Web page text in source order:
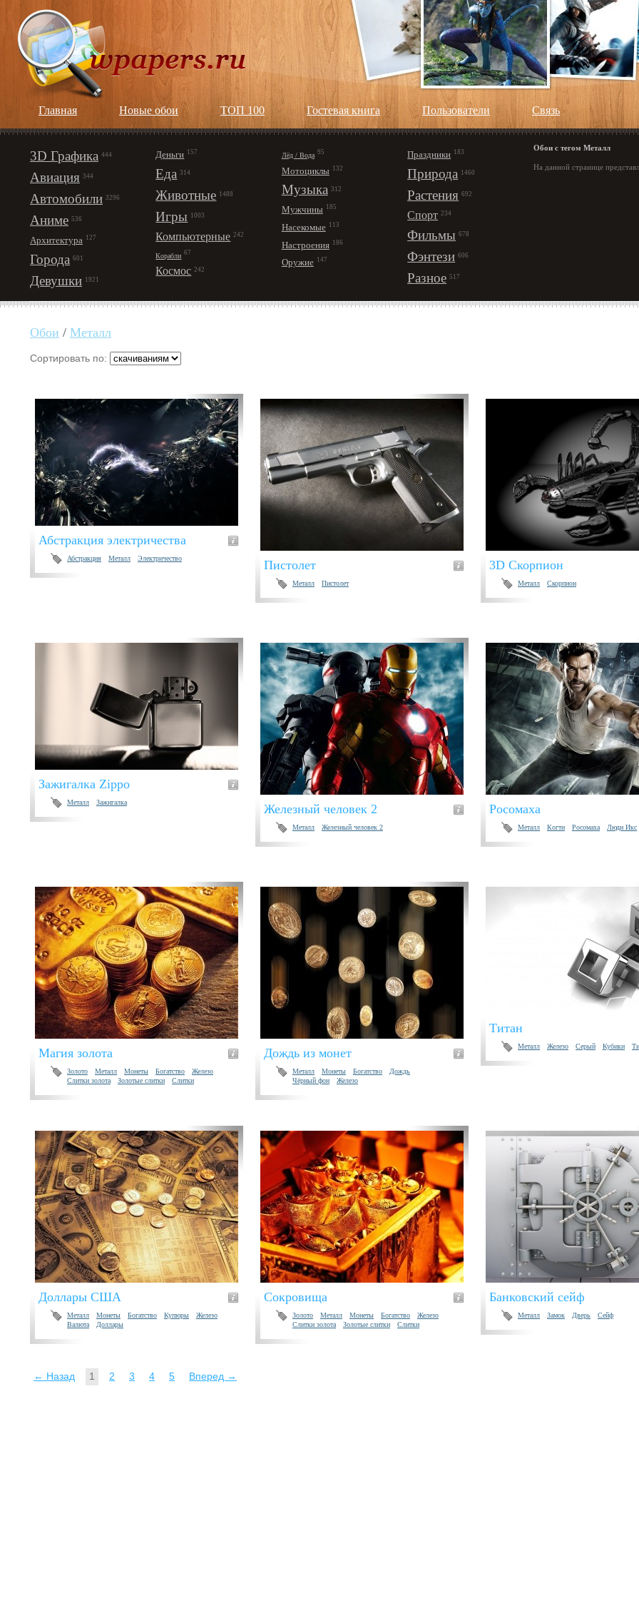
Главная Новые обои ТОП 100 Гостевая книга Пользователи Cвязь
3D Графика 444
Авиация 344
Автомобили 3296
Аниме 536
Архитектура 127
Города 601
Девушки 1921
Деньги 157
Еда 314
Животные 1488
Игры 1003
Компьютерные 242
Корабли 67
Космос 242
Лёд / Вода 95
Мотоциклы 132
Музыка 312
Мужчины 185
Насекомые 113
Настроения 186
Оружие 147
Праздники 183
Природа 1460
Растения 692
Спорт 234
Фильмы 678
Фэнтези 606
Разное 517
Обои с тегом Металл
На данной странице
Обои / Металл
Сортировать по:
Абстракция электричества
Абстракция Металл Электричество Пистолет
Металл Пистолет
3D Скорпион
Металл Скорпион
Зажигалка Zippo
Металл Зажигалка Железный человек 2
Металл Железный человек 2
Росомаха
Металл Когти Росомаха Люди Икс
Магия золота
Золото Металл Монеты Богатство
Железо
Слитки золота
Золотые слитки Слитки
Дождь из монет
Металл Монеты Богатство
Дождь
Чёрный фон
Железо
Титан
Металл Железо Серый Кубики
Доллары США
Металл Монеты Богатство Купюры
Железо
Валюта
Доллары
Сокровища
Золото Металл Монеты Богатство
Железо
Слитки золота
Золотые слитки Слитки
Банковский сейф
Металл Замок Дверь Сейф
← Назад 1 2 3 4 5 Вперед →